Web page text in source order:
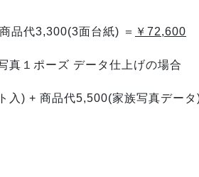
代3,300(3面台紙) ＝ ￥72,600
１ポーズ データ仕上げの場合
) + 商品代5,500(家族写真データ